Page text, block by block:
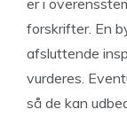
er i
forskrifter. En
afsluttende
vurderes.
så de kan